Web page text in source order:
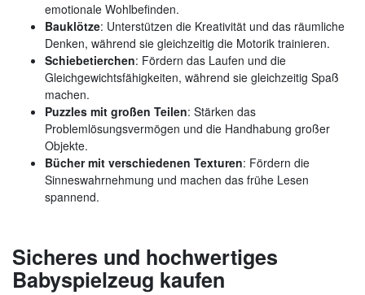
emotionale Wohlbefinden.
Bauklötze: Unterstützen die Kreativität und das räumliche
Denken, während sie gleichzeitig die Motorik trainieren.
Schiebetierchen: Fördern das Laufen und die
Gleichgewichtsfähigkeiten, während sie gleichzeitig Spaß
machen.
Puzzles mit großen Teilen: Stärken das
Problemlösungsvermögen und die Handhabung großer
Objekte.
Bücher mit verschiedenen Texturen: Fördern die
Sinneswahrnehmung und machen das frühe Lesen
spannend.
Sicheres und hochwertiges
Babyspielzeug kaufen